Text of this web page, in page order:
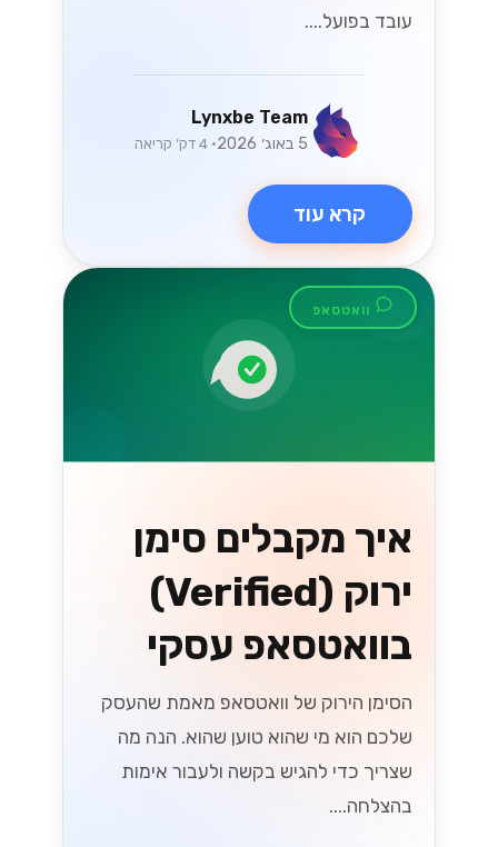
עובד בפועל....
Lynxbe Team
5 באוג׳ 2026 • 4 דק׳ קריאה
קרא עוד
וואטסאפ
איך מקבלים סימן
ירוק (Verified)
בוואטסאפ עסקי
הסימן הירוק של וואטסאפ מאמת שהעסק
שלכם הוא מי שהוא טוען שהוא. הנה מה
שצריך כדי להגיש בקשה ולעבור אימות
בהצלחה....